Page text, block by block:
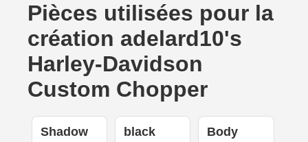
Pièces utilisées pour la
création adelard10's
Harley-Davidson
Custom Chopper
Shadow black Body